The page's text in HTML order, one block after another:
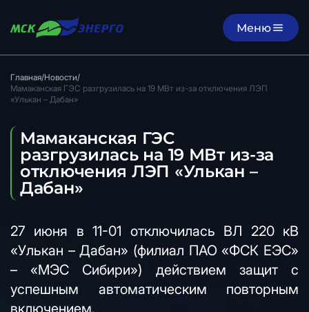
Меню
Главная/Новости/
Мамаканская ГЭС разгрузилась на 19 МВт из-за отключения ЛЭП
«Улькан – Дабан»
Мамаканская ГЭС
разгрузилась на 19 МВт из-за
отключения ЛЭП «Улькан –
Дабан»
27 июня в 11-01 отключилась ВЛ 220 кВ
«Улькан – Дабан» (филиал ПАО «ФСК ЕЭС»
– «МЭС Сибири») действием защит с
успешным автоматическим повторным
включением.